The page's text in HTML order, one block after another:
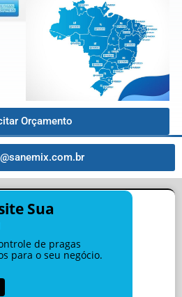
Orçamento
Sua
de pragas
para o seu negócio.